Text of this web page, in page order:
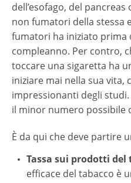
dell’esofago, del
non fumatori della stessa
fumatori ha iniziato prima
compleanno. Per contro,
toccare una sigaretta ha
iniziare mai nella sua
impressionanti degli
il minor numero possibile
È da qui che deve partire
Tassa sui prodotti del
efficace del tabacco è